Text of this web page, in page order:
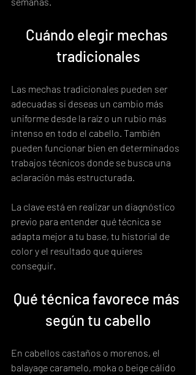
Cuándo elegir mechas
tradicionales
Las mechas tradicionales pueden ser
adecuadas si deseas un cambio más
uniforme desde la raíz o un rubio más
intenso en todo el cabello. También
pueden funcionar bien en determinados
trabajos técnicos donde se busca una
aclaración más estructurada.
La clave está en realizar un diagnóstico
previo para entender qué técnica se
adapta mejor a tu base, tu historial de
color y el resultado que quieres
conseguir.
Qué técnica favorece más
según tu cabello
En cabellos castaños o morenos, el
balayage caramelo, moka o beige cálido